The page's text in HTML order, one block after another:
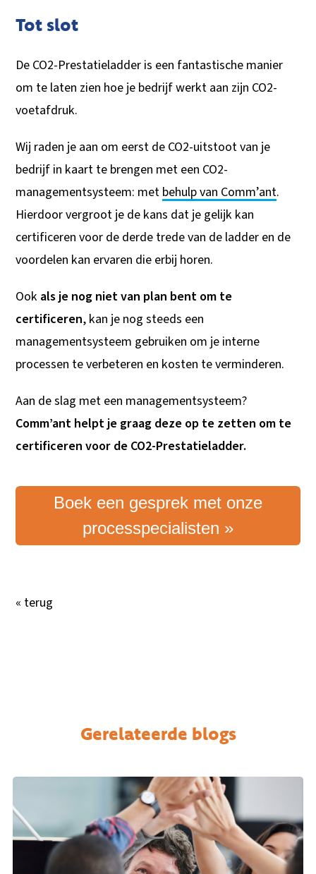
Tot slot
De CO2-Prestatieladder is een fantastische manier
om te laten zien hoe je bedrijf werkt aan zijn CO2-
voetafdruk.
Wij raden je aan om eerst de CO2-uitstoot van je
bedrijf in kaart te brengen met een CO2-
managementsysteem: met behulp van Comm’ant.
Hierdoor vergroot je de kans dat je gelijk kan
certificeren voor de derde trede van de ladder en de
voordelen kan ervaren die erbij horen.
Ook als je nog niet van plan bent om te
certificeren, kan je nog steeds een
managementsysteem gebruiken om je interne
processen te verbeteren en kosten te verminderen.
Aan de slag met een managementsysteem?
Comm’ant helpt je graag deze op te zetten om te
certificeren voor de CO2-Prestatieladder.
Boek een gesprek met onze
processpecialisten »
« terug
Gerelateerde blogs